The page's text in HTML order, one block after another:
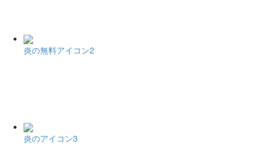
炎の無料アイコン2
炎のアイコン3